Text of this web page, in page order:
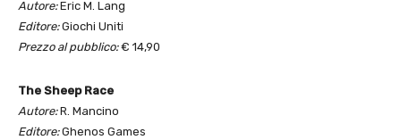
Autore:Eric M. Lang
Editore:Giochi Uniti
Prezzo al pubblico:€ 14,90
The Sheep Race
Autore:R. Mancino
Editore:Ghenos Games